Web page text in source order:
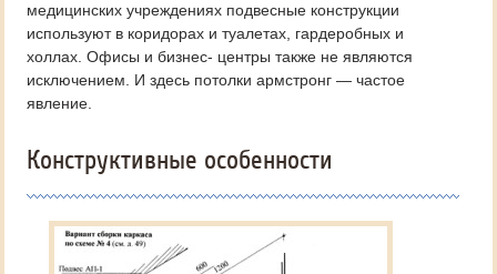
медицинских учреждениях подвесные конструкции
используют в коридорах и туалетах, гардеробных и
холлах. Офисы и бизнес- центры также не являются
исключением. И здесь потолки армстронг — частое
явление.
Конструктивные особенности